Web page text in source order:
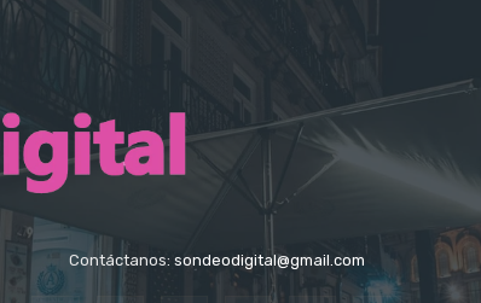
Contáctanos: sondeodigital@gmail.com